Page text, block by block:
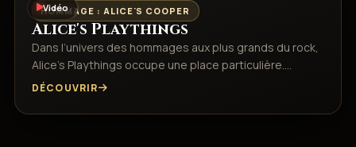
Vidéo
HOMMAGE : ALICE'S COOPER
Alice's Playthings
Dans l’univers des hommages aux plus grands du rock,
Alice’s Playthings occupe une place particulière.…
DÉCOUVRIR